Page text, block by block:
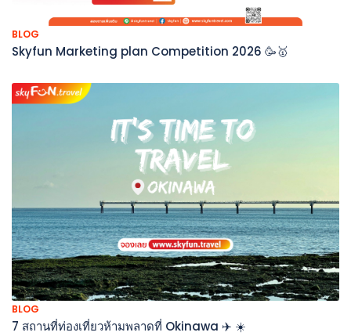
BLOG
Skyfun Marketing plan Competition 2026 🥳🥇
BLOG
7 สถานที่ท่องเที่ยวห้ามพลาดที่ Okinawa ✈️ ☀️